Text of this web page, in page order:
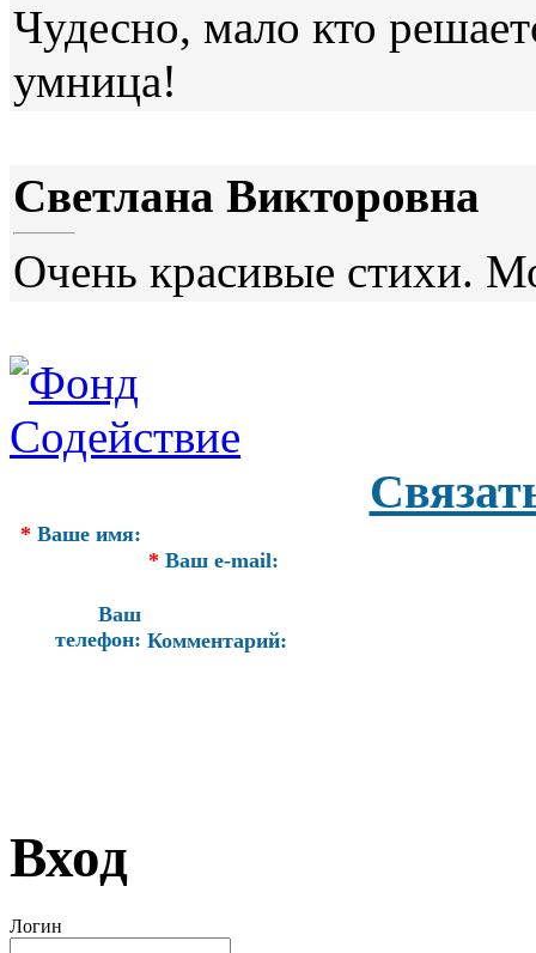
Чудесно, мало кто
умница!
Светлана Викторовна
Очень красивые стихи.
* Ваше имя:
* Ваш e-mail:
Ваш
телефон: Комментарий:
Вход
Логин